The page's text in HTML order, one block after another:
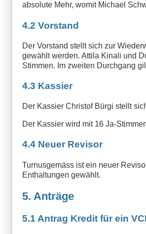
absolute Mehr, womit Michael
4.2 Vorstand
Der Vorstand stellt sich zur
gewählt werden. Attila Kinali und
Stimmen. Im zweiten Durchgang
4.3 Kassier
Der Kassier Christof Bürgi stellt
Der Kassier wird mit 16 Ja-
4.4 Neuer Revisor
Turnusgemäss ist ein neuer
Enthaltungen gewählt.
5. Anträge
5.1 Antrag Kredit für ein